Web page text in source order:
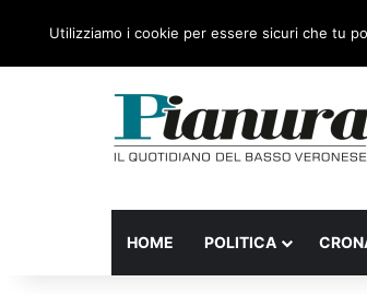
HOME POLITICA
Utilizziamo i cookie per essere sicuri che tu